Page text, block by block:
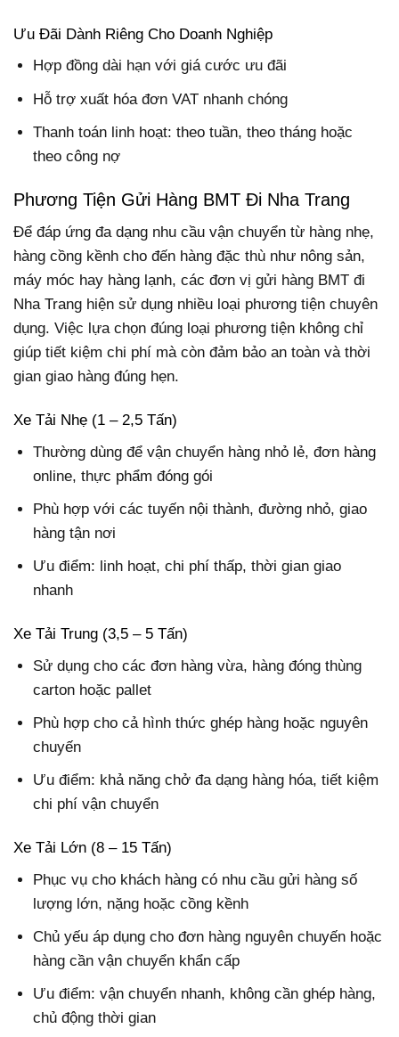
Ưu Đãi Dành Riêng Cho Doanh Nghiệp
Hợp đồng dài hạn với giá cước ưu đãi
Hỗ trợ xuất hóa đơn VAT nhanh chóng
Thanh toán linh hoạt: theo tuần, theo tháng hoặc
theo công nợ
Phương Tiện Gửi Hàng BMT Đi Nha Trang
Để đáp ứng đa dạng nhu cầu vận chuyển từ hàng nhẹ,
hàng cồng kềnh cho đến hàng đặc thù như nông sản,
máy móc hay hàng lạnh, các đơn vị gửi hàng BMT đi
Nha Trang hiện sử dụng nhiều loại phương tiện chuyên
dụng. Việc lựa chọn đúng loại phương tiện không chỉ
giúp tiết kiệm chi phí mà còn đảm bảo an toàn và thời
gian giao hàng đúng hẹn.
Xe Tải Nhẹ (1 – 2,5 Tấn)
Thường dùng để vận chuyển hàng nhỏ lẻ, đơn hàng
online, thực phẩm đóng gói
Phù hợp với các tuyến nội thành, đường nhỏ, giao
hàng tận nơi
Ưu điểm: linh hoạt, chi phí thấp, thời gian giao
nhanh
Xe Tải Trung (3,5 – 5 Tấn)
Sử dụng cho các đơn hàng vừa, hàng đóng thùng
carton hoặc pallet
Phù hợp cho cả hình thức ghép hàng hoặc nguyên
chuyến
Ưu điểm: khả năng chở đa dạng hàng hóa, tiết kiệm
chi phí vận chuyển
Xe Tải Lớn (8 – 15 Tấn)
Phục vụ cho khách hàng có nhu cầu gửi hàng số
lượng lớn, nặng hoặc cồng kềnh
Chủ yếu áp dụng cho đơn hàng nguyên chuyến hoặc
hàng cần vận chuyển khẩn cấp
Ưu điểm: vận chuyển nhanh, không cần ghép hàng,
chủ động thời gian